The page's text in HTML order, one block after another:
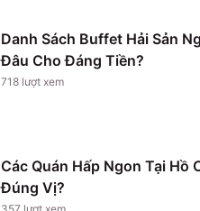
Danh Sách Buffet Hải Sản
Đâu Cho Đáng Tiền?
718 lượt xem
Các Quán Hấp Ngon Tại
Đúng Vị?